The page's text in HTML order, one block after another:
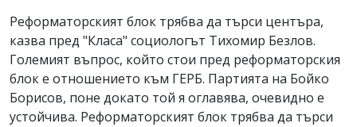
Реформаторският блок трябва да търси центъра,
казва пред "Класа" социологът Тихомир Безлов.
Големият въпрос, който стои пред реформаторския
блок е отношението към ГЕРБ. Партията на Бойко
Борисов, поне докато той я оглавява, очевидно е
устойчива. Реформаторският блок трябва да търси